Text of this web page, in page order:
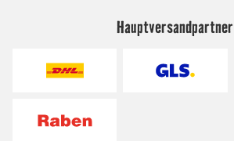
Hauptversandpartner